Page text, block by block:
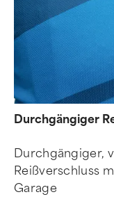
Durchgängiger
Durchgängiger,
Reißverschluss
Garage